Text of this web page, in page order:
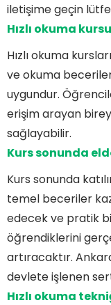
iletişime geçin
Hızlı okuma
Hızlı okuma
ve okuma
uygundur.
erişim arayan
sağlayabilir.
Kurs sonunda
Kurs sonunda
temel beceriler
edecek ve pratik
öğrendiklerini
artıracaktır.
devlete işlenen
Hızlı okuma